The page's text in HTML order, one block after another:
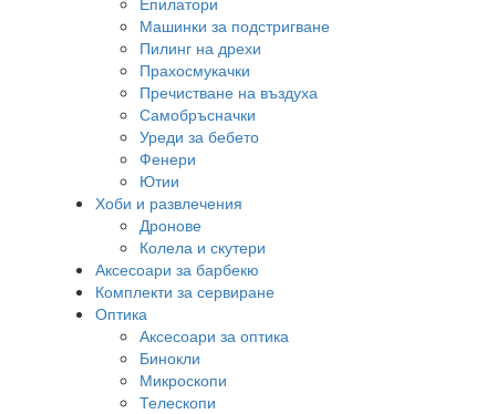
Машинки за подстригване
Пилинг на дрехи
Прахосмукачки
Пречистване на въздуха
Самобръсначки
Уреди за бебето
Фенери
Ютии
Хоби и развлечения
Дронове
Колела и скутери
Аксесоари за барбекю
Комплекти за сервиране
Оптика
Аксесоари за оптика
Бинокли
Микроскопи
Телескопи